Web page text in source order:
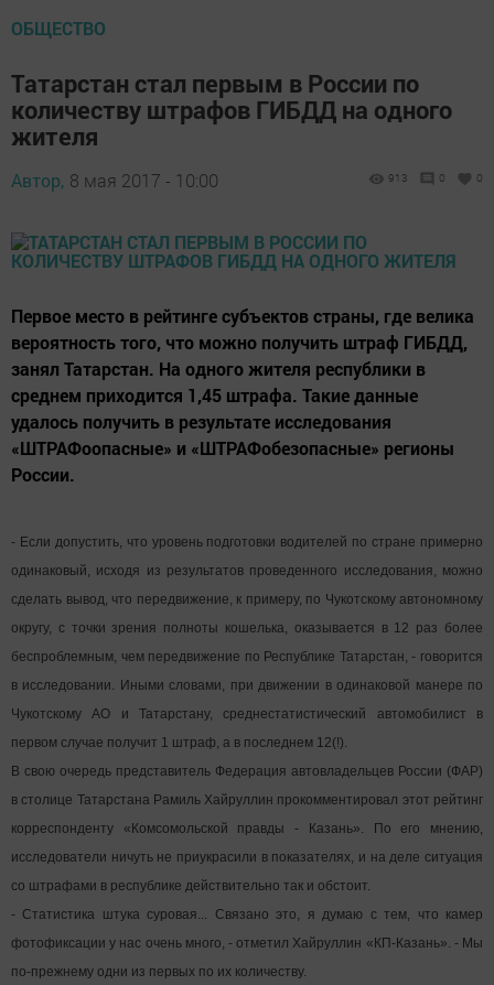
ОБЩЕСТВО
Татарстан стал первым в России по
количеству штрафов ГИБДД на одного
жителя
Автор, 8 мая 2017 - 10:00 913 0 0
Первое место в рейтинге субъектов страны, где велика
вероятность того, что можно получить штраф ГИБДД,
занял Татарстан. На одного жителя республики в
среднем приходится 1,45 штрафа. Такие данные
удалось получить в результате исследования
«ШТРАФоопасные» и «ШТРАФобезопасные» регионы
России.
- Если допустить, что уровень подготовки водителей по стране примерно
одинаковый, исходя из результатов проведенного исследования, можно
сделать вывод, что передвижение, к примеру, по Чукотскому автономному
округу, с точки зрения полноты кошелька, оказывается в 12 раз более
беспроблемным, чем передвижение по Республике Татарстан, - говорится
в исследовании. Иными словами, при движении в одинаковой манере по
Чукотскому АО и Татарстану, среднестатистический автомобилист в
первом случае получит 1 штраф, а в последнем 12(!).
В свою очередь представитель Федерация автовладельцев России (ФАР)
в столице Татарстана Рамиль Хайруллин прокомментировал этот рейтинг
корреспонденту «Комсомольской правды - Казань». По его мнению,
исследователи ничуть не приукрасили в показателях, и на деле ситуация
со штрафами в республике действительно так и обстоит.
- Статистика штука суровая... Связано это, я думаю с тем, что камер
фотофиксации у нас очень много, - отметил Хайруллин «КП-Казань». - Мы
по-прежнему одни из первых по их количеству.